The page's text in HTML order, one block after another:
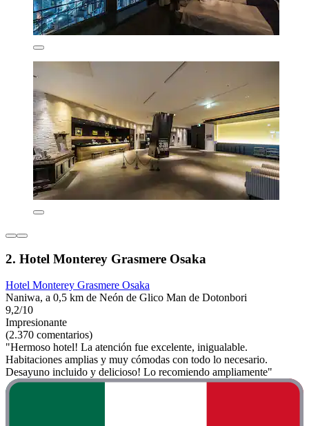
2. Hotel Monterey Grasmere Osaka
Hotel Monterey Grasmere Osaka
Naniwa, a 0,5 km de Neón de Glico Man de Dotonbori
9,2/10
Impresionante
(2.370 comentarios)
"Hermoso hotel! La atención fue excelente, inigualable.
Habitaciones amplias y muy cómodas con todo lo necesario.
Desayuno incluido y delicioso! Lo recomiendo ampliamente"